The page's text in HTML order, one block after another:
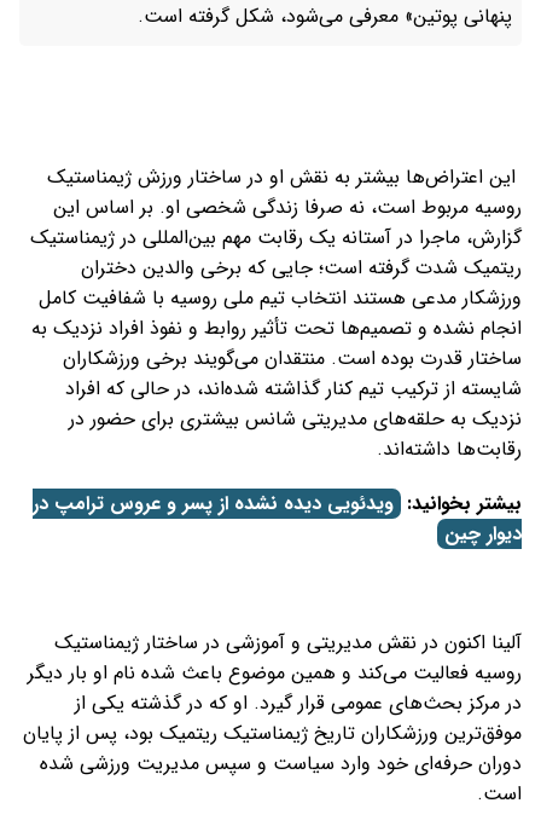
پنهانی پوتین» معرفی می‌شود، شکل گرفته است.
این اعتراض‌ها بیشتر به نقش او در ساختار ورزش ژیمناستیک
روسیه مربوط است، نه صرفا زندگی شخصی او. بر اساس این
گزارش، ماجرا در آستانه یک رقابت مهم بین‌المللی در ژیمناستیک
ریتمیک شدت گرفته است؛ جایی که برخی والدین دختران
ورزشکار مدعی هستند انتخاب تیم ملی روسیه با شفافیت کامل
انجام نشده و تصمیم‌ها تحت تأثیر روابط و نفوذ افراد نزدیک به
ساختار قدرت بوده است. منتقدان می‌گویند برخی ورزشکاران
شایسته از ترکیب تیم کنار گذاشته شده‌اند، در حالی که افراد
نزدیک به حلقه‌های مدیریتی شانس بیشتری برای حضور در
رقابت‌ها داشته‌اند.
بیشتر بخوانید: ویدئویی دیده نشده از پسر و عروس ترامپ در
دیوار چین
آلینا اکنون در نقش مدیریتی و آموزشی در ساختار ژیمناستیک
روسیه فعالیت می‌کند و همین موضوع باعث شده نام او بار دیگر
در مرکز بحث‌های عمومی قرار گیرد. او که در گذشته یکی از
موفق‌ترین ورزشکاران تاریخ ژیمناستیک ریتمیک بود، پس از پایان
دوران حرفه‌ای خود وارد سیاست و سپس مدیریت ورزشی شده
است.